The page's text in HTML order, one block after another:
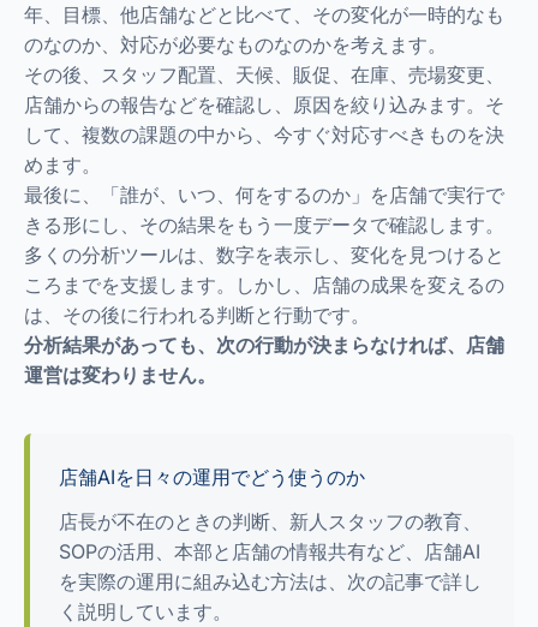
年、目標、他店舗などと比べて、その変化が一時的なも
のなのか、対応が必要なものなのかを考えます。
その後、スタッフ配置、天候、販促、在庫、売場変更、
店舗からの報告などを確認し、原因を絞り込みます。そ
して、複数の課題の中から、今すぐ対応すべきものを決
めます。
最後に、「誰が、いつ、何をするのか」を店舗で実行で
きる形にし、その結果をもう一度データで確認します。
多くの分析ツールは、数字を表示し、変化を見つけると
ころまでを支援します。しかし、店舗の成果を変えるの
は、その後に行われる判断と行動です。
分析結果があっても、次の行動が決まらなければ、店舗
運営は変わりません。
店舗AIを日々の運用でどう使うのか
店長が不在のときの判断、新人スタッフの教育、
SOPの活用、本部と店舗の情報共有など、店舗AI
を実際の運用に組み込む方法は、次の記事で詳し
く説明しています。